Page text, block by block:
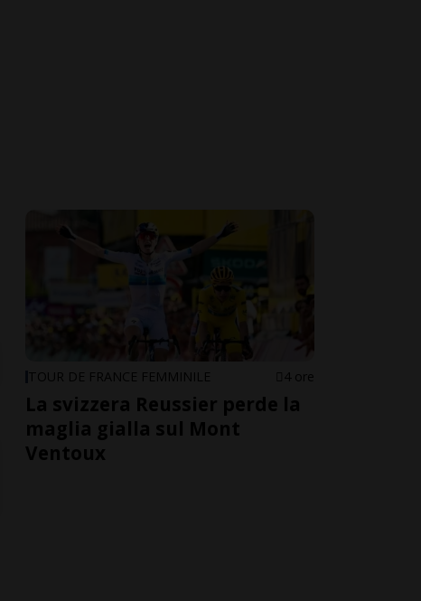
TOUR DE FRANCE FEMMINILE 4 ore
La svizzera Reussier perde la
maglia gialla sul Mont
Ventoux